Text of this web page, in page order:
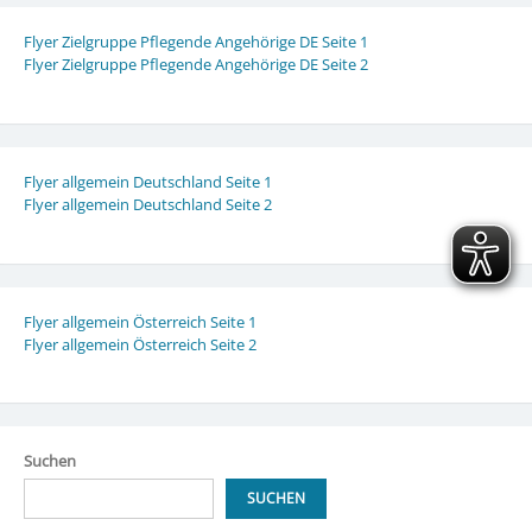
Flyer Zielgruppe Pflegende Angehörige DE Seite 1
Flyer Zielgruppe Pflegende Angehörige DE Seite 2
Flyer allgemein Deutschland Seite 1
Flyer allgemein Deutschland Seite 2
Flyer allgemein Österreich Seite 1
Flyer allgemein Österreich Seite 2
Suchen
SUCHEN